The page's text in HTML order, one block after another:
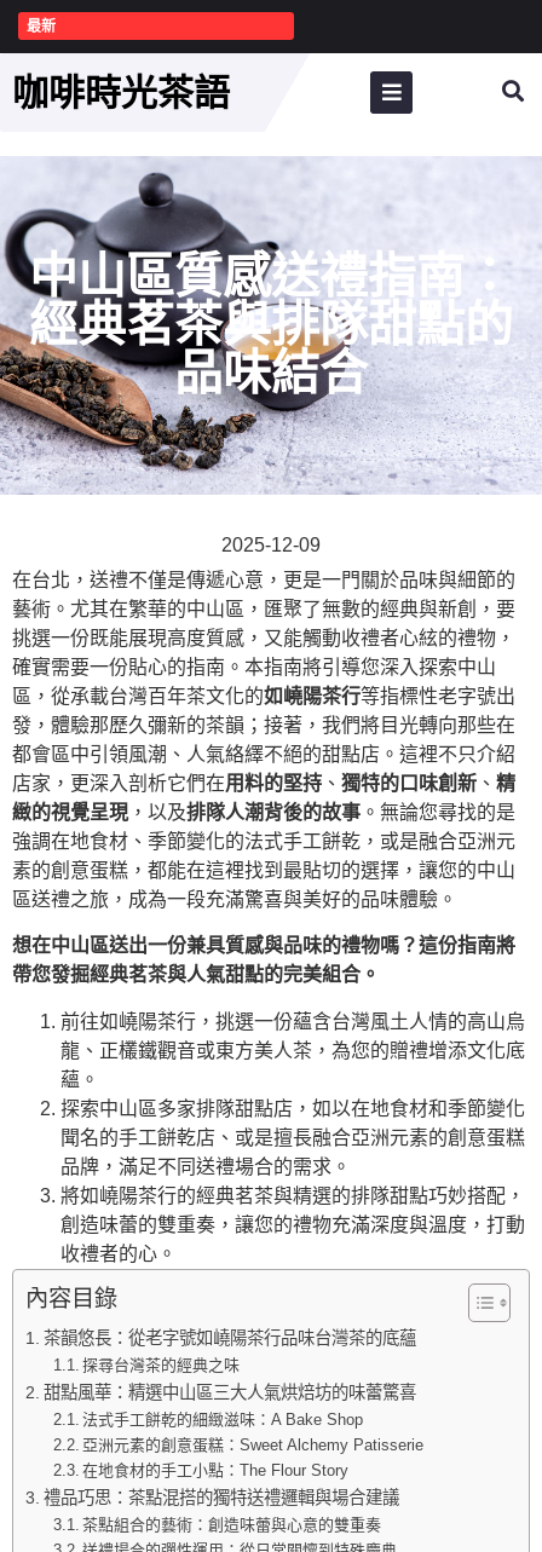
最新
咖啡時光茶語
中山區質感送禮指南：
經典茗茶與排隊甜點的
品味結合
2025-12-09
在台北，送禮不僅是傳遞心意，更是一門關於品味與細節的
藝術。尤其在繁華的中山區，匯聚了無數的經典與新創，要
挑選一份既能展現高度質感，又能觸動收禮者心絃的禮物，
確實需要一份貼心的指南。本指南將引導您深入探索中山
區，從承載台灣百年茶文化的如嶢陽茶行等指標性老字號出
發，體驗那歷久彌新的茶韻；接著，我們將目光轉向那些在
都會區中引領風潮、人氣絡繹不絕的甜點店。這裡不只介紹
店家，更深入剖析它們在用料的堅持 、 獨特的口味創新 、 精
緻的視覺呈現 ，以及排隊人潮背後的故事 。無論您尋找的是
強調在地食材、季節變化的法式手工餅乾，或是融合亞洲元
素的創意蛋糕，都能在這裡找到最貼切的選擇，讓您的中山
區送禮之旅，成為一段充滿驚喜與美好的品味體驗。
想在中山區送出一份兼具質感與品味的禮物嗎？這份指南將
帶您發掘經典茗茶與人氣甜點的完美組合。
前往如嶢陽茶行，挑選一份蘊含台灣風土人情的高山烏
龍、正欉鐵觀音或東方美人茶，為您的贈禮增添文化底
蘊。
探索中山區多家排隊甜點店，如以在地食材和季節變化
聞名的手工餅乾店、或是擅長融合亞洲元素的創意蛋糕
品牌，滿足不同送禮場合的需求。
將如嶢陽茶行的經典茗茶與精選的排隊甜點巧妙搭配，
創造味蕾的雙重奏，讓您的禮物充滿深度與溫度，打動
收禮者的心。
內容目錄
茶韻悠長：從老字號如嶢陽茶行品味台灣茶的底蘊
探尋台灣茶的經典之味
甜點風華：精選中山區三大人氣烘焙坊的味蕾驚喜
法式手工餅乾的細緻滋味：A Bake Shop
亞洲元素的創意蛋糕：Sweet Alchemy Patisserie
在地食材的手工小點：The Flour Story
禮品巧思：茶點混搭的獨特送禮邏輯與場合建議
茶點組合的藝術：創造味蕾與心意的雙重奏